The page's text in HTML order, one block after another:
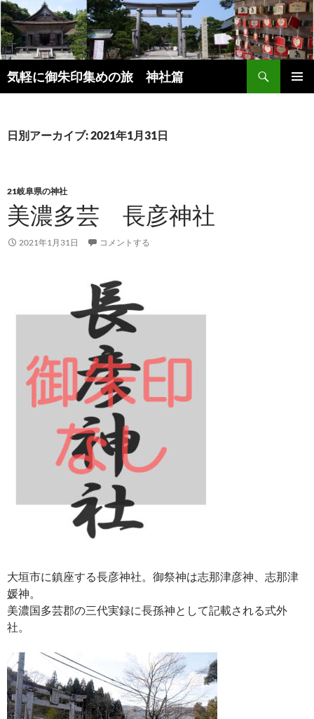
コ
ン
テ
ン
ツ
へ
ッ
気軽に御朱印集めの旅 神社篇
索
日別アーカイブ: 2021年1月31日
21岐阜県の神社
美濃多芸 長彦神社
2021年1月31日 コメントする
大垣市に鎮座する長彦神社。御祭神は志那津彦神、志那津
媛神。
美濃国多芸郡の三代実録に長孫神として記載される式外
社。